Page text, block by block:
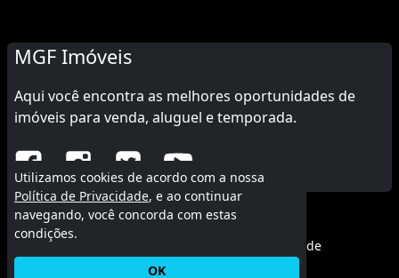
MGF Imóveis
Aqui você encontra as melhores oportunidades de
imóveis para venda, aluguel e temporada.
© 2015 - 2026 MGF Imóveis.
Política de privacidade
Utilizamos cookies de acordo com a nossa
Política de Privacidade, e ao continuar
navegando, você concorda com estas
condições.
OK